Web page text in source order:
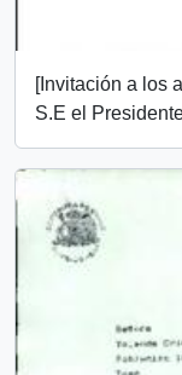
[Invitación a los
S.E el